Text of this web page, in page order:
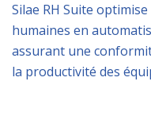
Silae RH Suite
humaines en
assurant une
la productivité des